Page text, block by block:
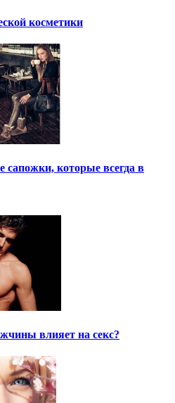
косметики
сапожки, которые всегда в
влияет на секс?